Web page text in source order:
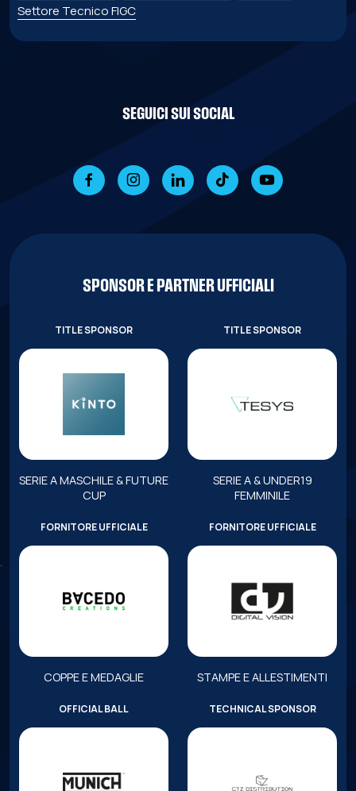
Settore Tecnico FIGC
SEGUICI SUI SOCIAL
SPONSOR E PARTNER UFFICIALI
TITLE SPONSOR
SERIE A MASCHILE & FUTURE
CUP
TITLE SPONSOR
SERIE A & UNDER19
FEMMINILE
FORNITORE UFFICIALE
COPPE E MEDAGLIE
FORNITORE UFFICIALE
STAMPE E ALLESTIMENTI
OFFICIAL BALL TECHNICAL SPONSOR